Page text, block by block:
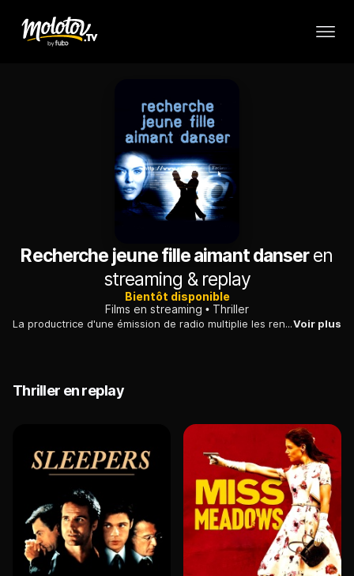
Recherche jeune fille aimant danseren
streaming & replay
Bientôt disponible
Films en streaming
Thriller
La productrice d'une émission de radio multiplie les rencontres inquiétantes dans le but de démasquer le psychopathe qui a tué sa meilleure amie.Voir plus
Thriller en replay